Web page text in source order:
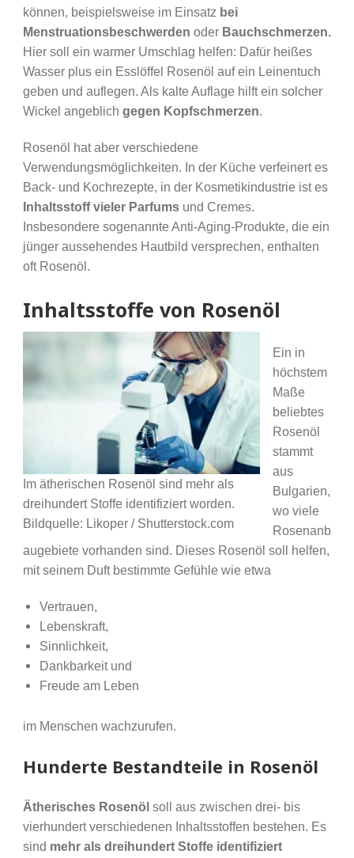
können, beispielsweise im Einsatz bei
Menstruationsbeschwerden oder Bauchschmerzen.
Hier soll ein warmer Umschlag helfen: Dafür heißes
Wasser plus ein Esslöffel Rosenöl auf ein Leinentuch
geben und auflegen. Als kalte Auflage hilft ein solcher
Wickel angeblich gegen Kopfschmerzen.
Rosenöl hat aber verschiedene
Verwendungsmöglichkeiten. In der Küche verfeinert es
Back- und Kochrezepte, in der Kosmetikindustrie ist es
Inhaltsstoff vieler Parfumsund Cremes.
Insbesondere sogenannte Anti-Aging-Produkte, die ein
jünger aussehendes Hautbild versprechen, enthalten
oft Rosenöl.
Inhaltsstoffe von Rosenöl
Im ätherischen Rosenöl sind mehr als
dreihundert Stoffe identifiziert worden.
Bildquelle: Likoper / Shutterstock.com
Ein in
höchstem
Maße
beliebtes
Rosenöl
stammt
aus
Bulgarien,
wo viele
Rosenanb
augebiete vorhanden sind. Dieses Rosenöl soll helfen,
mit seinem Duft bestimmte Gefühle wie etwa
Vertrauen,
Lebenskraft,
Sinnlichkeit,
Dankbarkeit und
Freude am Leben
im Menschen wachzurufen.
Hunderte Bestandteile in Rosenöl
Ätherisches Rosenöl soll aus zwischen drei- bis
vierhundert verschiedenen Inhaltsstoffen bestehen. Es
sind mehr als dreihundert Stoffe identifiziert